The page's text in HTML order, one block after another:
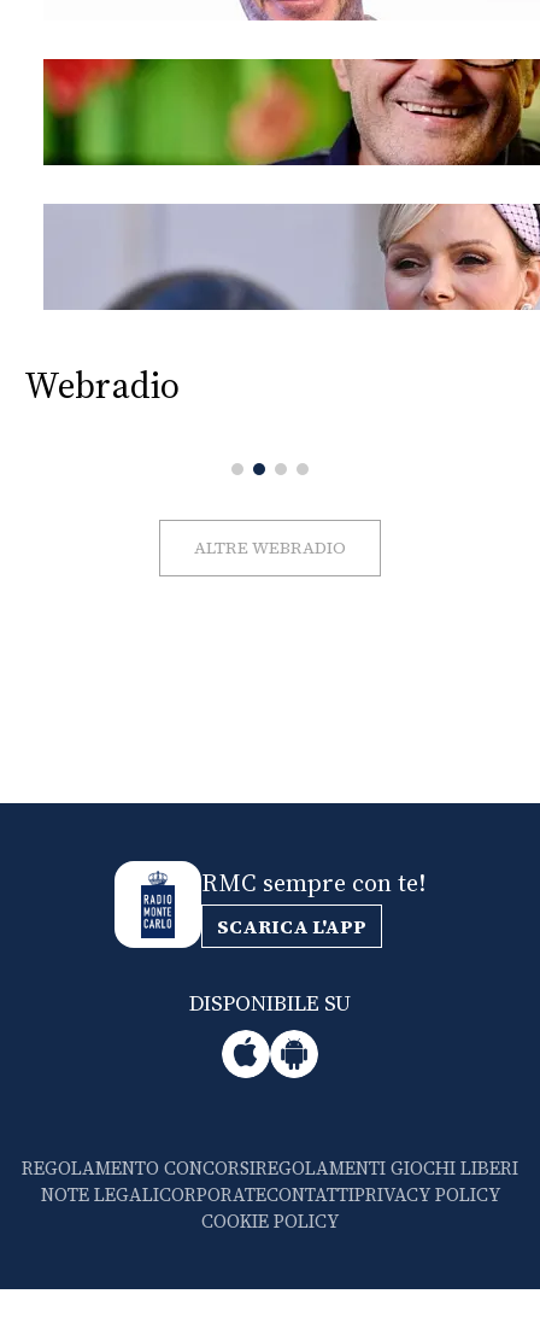
Webradio
ALTRE WEBRADIO
RMC sempre con te!
SCARICA L'APP
DISPONIBILE SU
REGOLAMENTO CONCORSIREGOLAMENTI GIOCHI LIBERI
NOTE LEGALICORPORATECONTATTIPRIVACY POLICY
COOKIE POLICY